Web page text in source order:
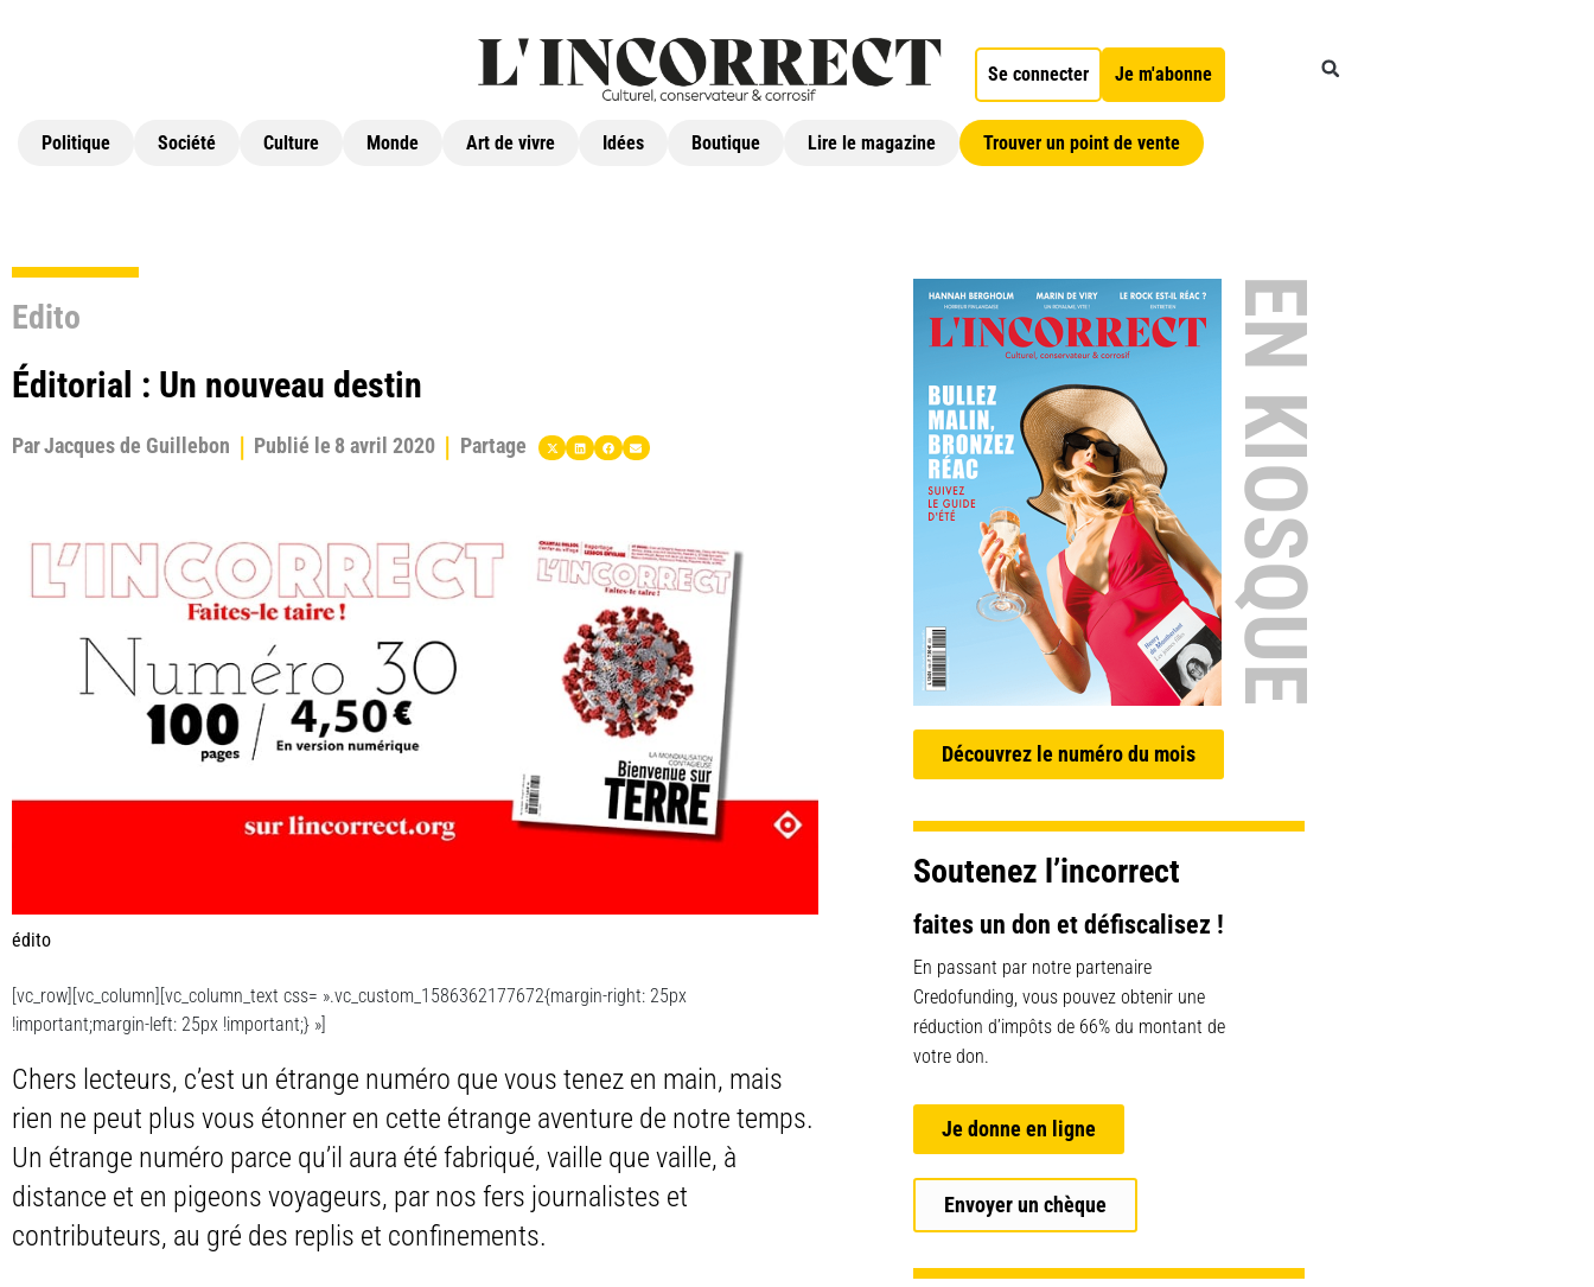
Se connecter Je m'abonne
Politique Société Culture Monde Art de vivre Idées Boutique Lire le magazine Trouver un point de vente
Edito
Éditorial : Un nouveau destin
ParJacques de Guillebon Publié le 8 avril 2020 Partage
édito
[vc_row][vc_column][vc_column_text css= ».vc_custom_1586362177672{margin-right: 25px
!important;margin-left: 25px !important;} »]
Chers lecteurs, c’est un étrange numéro que vous tenez en main, mais
rien ne peut plus vous étonner en cette étrange aventure de notre temps.
Un étrange numéro parce qu’il aura été fabriqué, vaille que vaille, à
distance et en pigeons voyageurs, par nos fers journalistes et
contributeurs, au gré des replis et confinements.
EN KIOSQUE
Découvrez le numéro du mois
Soutenez l’incorrect
faites un don et défiscalisez !
En passant par notre partenaire
Credofunding, vous pouvez obtenir une
réduction d’impôts de 66% du montant de
votre don.
Je donne en ligne
Envoyer un chèque